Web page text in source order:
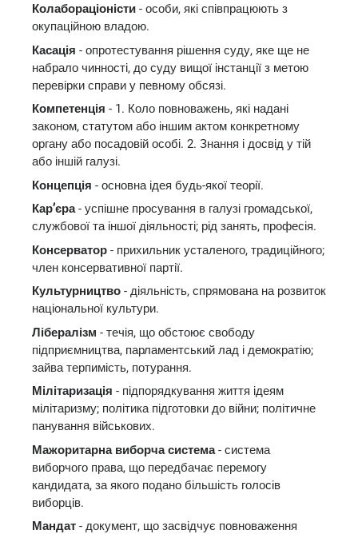
Колабораціоністи - особи, які співпрацюють з
окупаційною владою.
Касація - опротестування рішення суду, яке ще не
набрало чинності, до суду вищої інстанції з метою
перевірки справи у певному обсязі.
Компетенція - 1. Коло повноважень, які надані
законом, статутом або іншим актом конкретному
органу або посадовій особі. 2. Знання і досвід у тій
або іншій галузі.
Концепція - основна ідея будь-якої теорії.
Кар’єра- успішне просування в галузі громадської,
службової та іншої діяльності; рід занять, професія.
Консерватор - прихильник усталеного, традиційного;
член консервативної партії.
Культурництво - діяльність, спрямована на розвиток
національної культури.
Лібералізм - течія, що обстоює свободу
підприємництва, парламентський лад і демократію;
зайва терпимість, потурання.
Мілітаризація - підпорядкування життя ідеям
мілітаризму; політика підготовки до війни; політичне
панування військових.
Мажоритарна виборча система- система
виборчого права, що передбачає перемогу
кандидата, за якого подано більшість голосів
виборців.
Мандат - документ, що засвідчує повноваження